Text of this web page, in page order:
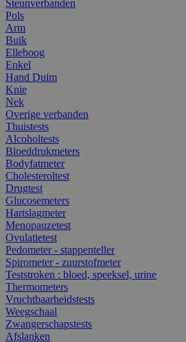
Steunverbanden
Pols
Arm
Buik
Elleboog
Enkel
Hand Duim
Knie
Nek
Overige verbanden
Thuistests
Alcoholtests
Bloeddrukmeters
Bodyfatmeter
Cholesteroltest
Drugtest
Glucosemeters
Hartslagmeter
Menopauzetest
Ovulatietest
Pedometer - stappenteller
Spirometer - zuurstofmeter
Teststroken : bloed, speeksel, urine
Thermometers
Vruchtbaarheidstests
Weegschaal
Zwangerschapstests
Afslanken